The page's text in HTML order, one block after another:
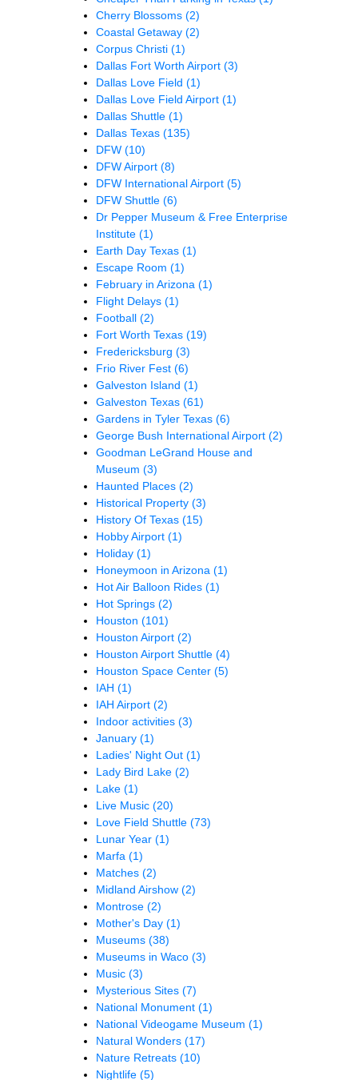
Cherry Blossoms (2)
Coastal Getaway (2)
Corpus Christi (1)
Dallas Fort Worth Airport (3)
Dallas Love Field (1)
Dallas Love Field Airport (1)
Dallas Shuttle (1)
Dallas Texas (135)
DFW (10)
DFW Airport (8)
DFW International Airport (5)
DFW Shuttle (6)
Dr Pepper Museum & Free Enterprise
Institute (1)
Earth Day Texas (1)
Escape Room (1)
February in Arizona (1)
Flight Delays (1)
Football (2)
Fort Worth Texas (19)
Fredericksburg (3)
Frio River Fest (6)
Galveston Island (1)
Galveston Texas (61)
Gardens in Tyler Texas (6)
George Bush International Airport (2)
Goodman LeGrand House and
Museum (3)
Haunted Places (2)
Historical Property (3)
History Of Texas (15)
Hobby Airport (1)
Holiday (1)
Honeymoon in Arizona (1)
Hot Air Balloon Rides (1)
Hot Springs (2)
Houston (101)
Houston Airport (2)
Houston Airport Shuttle (4)
Houston Space Center (5)
IAH (1)
IAH Airport (2)
Indoor activities (3)
January (1)
Ladies' Night Out (1)
Lady Bird Lake (2)
Lake (1)
Live Music (20)
Love Field Shuttle (73)
Lunar Year (1)
Marfa (1)
Matches (2)
Midland Airshow (2)
Montrose (2)
Mother's Day (1)
Museums (38)
Museums in Waco (3)
Music (3)
Mysterious Sites (7)
National Monument (1)
National Videogame Museum (1)
Natural Wonders (17)
Nature Retreats (10)
Nightlife (5)